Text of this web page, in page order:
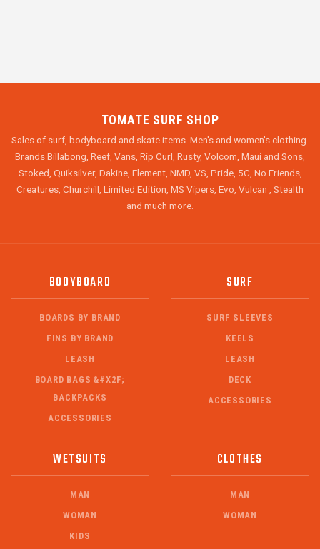
TOMATE SURF SHOP
Sales of surf, bodyboard and skate items. Men's and women's clothing.
Brands Billabong, Reef, Vans, Rip Curl, Rusty, Volcom, Maui and Sons,
Stoked, Quiksilver, Dakine, Element, NMD, VS, Pride, 5C, No Friends,
Creatures, Churchill, Limited Edition, MS Vipers, Evo, Vulcan , Stealth
and much more.
BODYBOARD
BOARDS BY BRAND
FINS BY BRAND
LEASH
BOARD BAGS &#X2F;
BACKPACKS
ACCESSORIES
SURF
SURF SLEEVES
KEELS
LEASH
DECK
ACCESSORIES
WETSUITS
MAN
WOMAN
KIDS
CLOTHES
MAN
WOMAN